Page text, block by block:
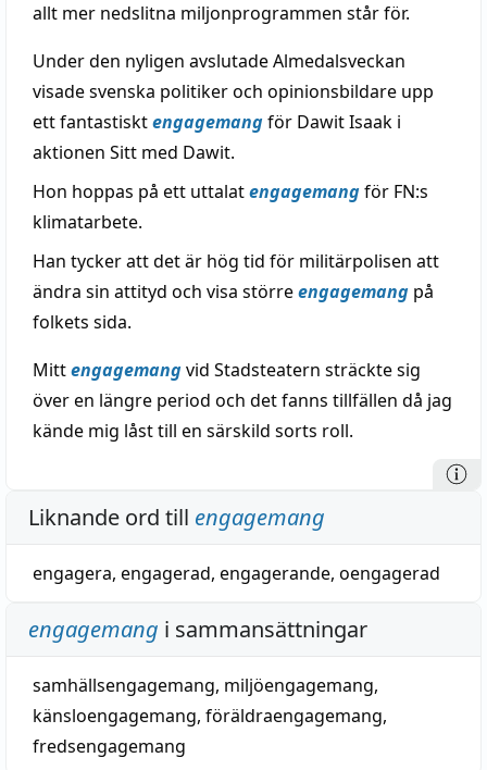
allt mer nedslitna miljonprogrammen står för.
Under den nyligen avslutade Almedalsveckan
visade svenska politiker och opinionsbildare upp
ett fantastisktengagemangför Dawit Isaak i
aktionen Sitt med Dawit.
Hon hoppas på ett uttalatengagemangför FN:s
klimatarbete.
Han tycker att det är hög tid för militärpolisen att
ändra sin attityd och visa störreengagemang på
folkets sida.
Mittengagemangvid Stadsteatern sträckte sig
över en längre period och det fanns tillfällen då jag
kände mig låst till en särskild sorts roll.
Liknande ord till engagemang
engagera, engagerad, engagerande, oengagerad
engagemang i sammansättningar
samhällsengagemang, miljöengagemang,
känsloengagemang, föräldraengagemang,
fredsengagemang